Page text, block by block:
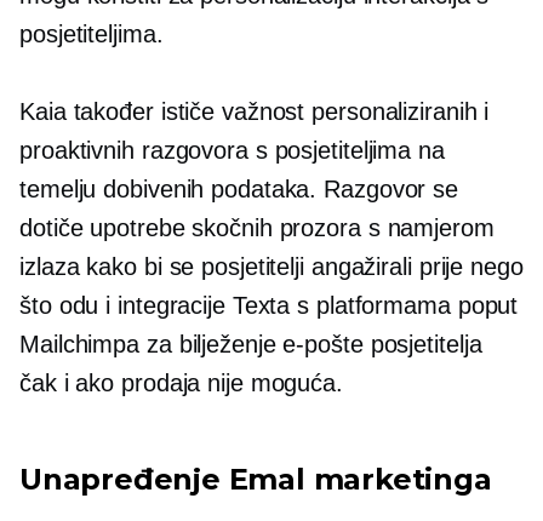
posjetiteljima.
Kaia također ističe važnost personaliziranih i
proaktivnih razgovora s posjetiteljima na
temelju dobivenih podataka. Razgovor se
dotiče upotrebe skočnih prozora s namjerom
izlaza kako bi se posjetitelji angažirali prije nego
što odu i integracije Texta s platformama poput
Mailchimpa za bilježenje e-pošte posjetitelja
čak i ako prodaja nije moguća.
Unapređenje Emal marketinga